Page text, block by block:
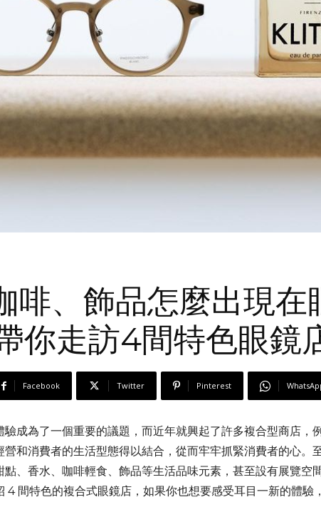
啡、飾品怎麼出現在
你走訪4間特色眼鏡
Facebook Twitter Pinterest
成為了一個重要的議題，而近年就興起了許多複合型商店，
和消費者的生活型態得以結合，從而牢牢抓緊消費者的心。
、香水、咖啡輕食、飾品等生活品味元素，甚至設有展覽空
間特色的複合式眼鏡店，如果你也想要感受耳目一新的體驗